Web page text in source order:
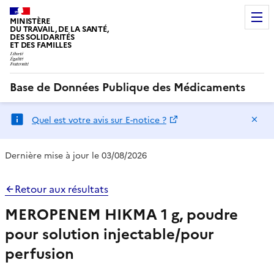
MINISTÈRE
DU TRAVAIL, DE LA SANTÉ,
DES SOLIDARITÉS
ET DES FAMILLES
Base de Données Publique des Médicaments
Quel est votre avis sur E-notice ?
Dernière mise à jour le 03/08/2026
Retour aux résultats
MEROPENEM HIKMA 1 g, poudre
pour solution injectable/pour
perfusion